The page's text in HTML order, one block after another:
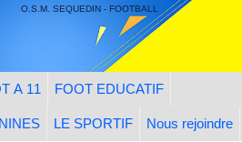
O.S.M. SEQUEDIN - FOOTBALL
A 11 FOOT EDUCATIF
LE SPORTIF Nous rejoindre